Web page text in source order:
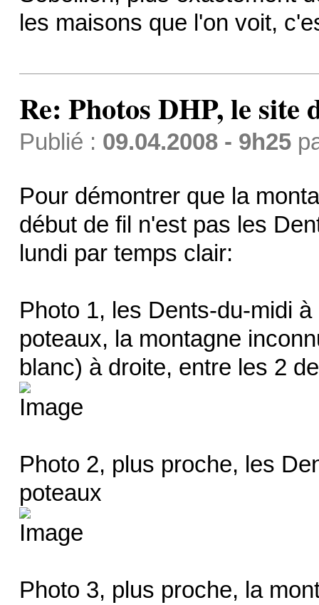
les maisons que l'on voit,
Re: Photos DHP, le site
Publié : 09.04.2008 - 9h25
Pour démontrer que la
début de fil n'est pas les
lundi par temps clair:
Photo 1, les Dents-du-midi
poteaux, la montagne
blanc) à droite, entre les 2
Photo 2, plus proche, les
poteaux
Photo 3, plus proche, la